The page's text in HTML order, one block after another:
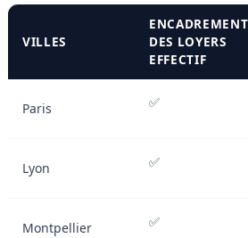
VILLES
ENCADREMENT
DES LOYERS
EFFECTIF
Paris ✅
Lyon ✅
Montpellier ✅